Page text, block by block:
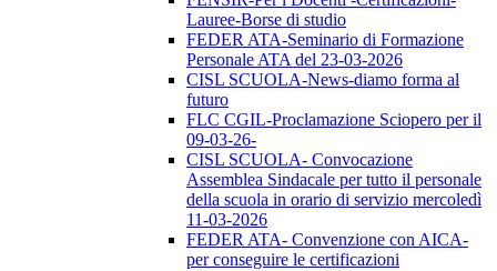
Lauree-Borse di studio
FEDER ATA-Seminario di Formazione
Personale ATA del 23-03-2026
CISL SCUOLA-News-diamo forma al
futuro
FLC CGIL-Proclamazione Sciopero per il
09-03-26-
CISL SCUOLA- Convocazione
Assemblea Sindacale per tutto il personale
della scuola in orario di servizio mercoledì
11-03-2026
FEDER ATA- Convenzione con AICA-
per conseguire le certificazioni